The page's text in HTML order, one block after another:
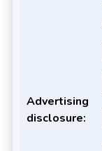
Advertising
disclosure: